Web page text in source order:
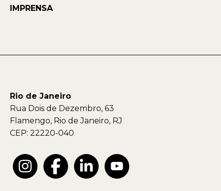
IMPRENSA
Rio de Janeiro
Rua Dois de Dezembro, 63
Flamengo, Rio de Janeiro, RJ
CEP: 22220-040